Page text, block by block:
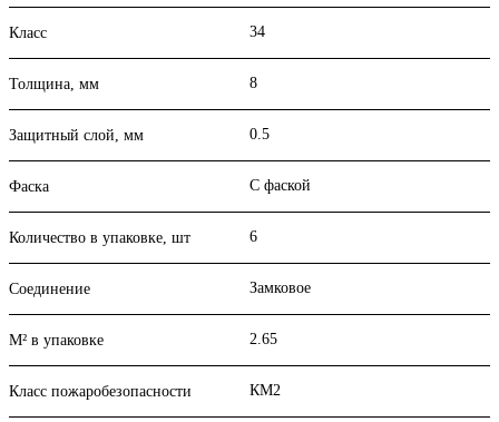
Класс 34
Толщина, мм 8
Защитный слой, мм 0.5
Фаска С фаской
Количество в упаковке, шт 6
Соединение Замковое
М² в упаковке 2.65
Класс пожаробезопасности КМ2